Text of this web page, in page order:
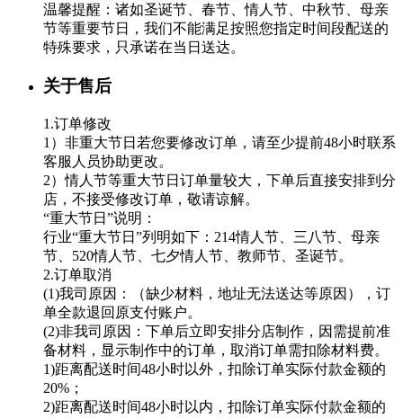
温馨提醒：诸如圣诞节、春节、情人节、中秋节、母亲
节等重要节日，我们不能满足按照您指定时间段配送的
特殊要求，只承诺在当日送达。
关于售后
1.订单修改
1）非重大节日若您要修改订单，请至少提前48小时联系
客服人员协助更改。
2）情人节等重大节日订单量较大，下单后直接安排到分
店，不接受修改订单，敬请谅解。
“重大节日”说明：
行业“重大节日”列明如下：214情人节、三八节、母亲
节、520情人节、七夕情人节、教师节、圣诞节。
2.订单取消
(1)我司原因：（缺少材料，地址无法送达等原因），订
单全款退回原支付账户。
(2)非我司原因：下单后立即安排分店制作，因需提前准
备材料，显示制作中的订单，取消订单需扣除材料费。
1)距离配送时间48小时以外，扣除订单实际付款金额的
20%；
2)距离配送时间48小时以内，扣除订单实际付款金额的